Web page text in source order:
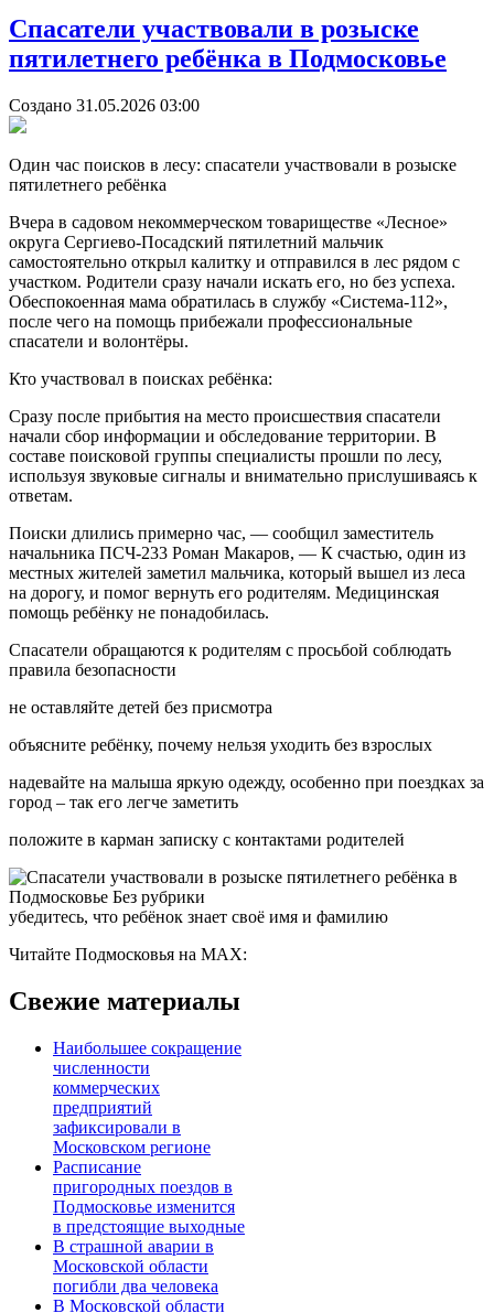
Спасатели участвовали в розыске
пятилетнего ребёнка в Подмосковье
Создано 31.05.2026 03:00
Один час поисков в лесу: спасатели участвовали в розыске
пятилетнего ребёнка
Вчера в садовом некоммерческом товариществе «Лесное»
округа Сергиево-Посадский пятилетний мальчик
самостоятельно открыл калитку и отправился в лес рядом с
участком. Родители сразу начали искать его, но без успеха.
Обеспокоенная мама обратилась в службу «Система-112»,
после чего на помощь прибежали профессиональные
спасатели и волонтёры.
Кто участвовал в поисках ребёнка:
Сразу после прибытия на место происшествия спасатели
начали сбор информации и обследование территории. В
составе поисковой группы специалисты прошли по лесу,
используя звуковые сигналы и внимательно прислушиваясь к
ответам.
Поиски длились примерно час, — сообщил заместитель
начальника ПСЧ-233 Роман Макаров, — К счастью, один из
местных жителей заметил мальчика, который вышел из леса
на дорогу, и помог вернуть его родителям. Медицинская
помощь ребёнку не понадобилась.
Спасатели обращаются к родителям с просьбой соблюдать
правила безопасности
не оставляйте детей без присмотра
объясните ребёнку, почему нельзя уходить без взрослых
надевайте на малыша яркую одежду, особенно при поездках за
город – так его легче заметить
положите в карман записку с контактами родителей
убедитесь, что ребёнок знает своё имя и фамилию
Читайте Подмосковья на MAX:
Свежие материалы
Наибольшее сокращение
численности
коммерческих
предприятий
зафиксировали в
Московском регионе
Расписание
пригородных поездов в
Подмосковье изменится
в предстоящие выходные
В страшной аварии в
Московской области
погибли два человека
В Московской области